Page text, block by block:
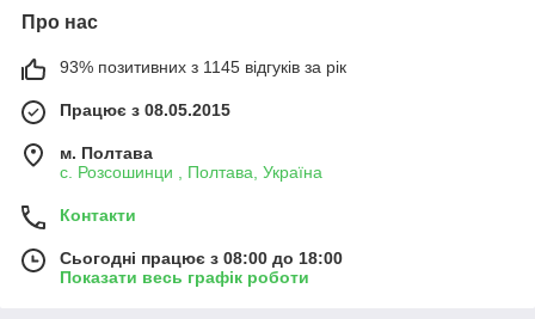
Про нас
93% позитивних з 1145 відгуків за рік
Працює з 08.05.2015
м. Полтава
с. Розсошинци , Полтава, Україна
Контакти
Сьогодні працює з 08:00 до 18:00
Показати весь графік роботи